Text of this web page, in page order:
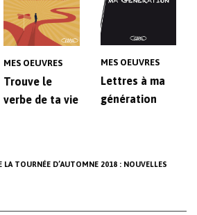
LA TOURNÉE D’AUTOMNE 2018 : NOUVELLES
MES OEUVRES
Trouve le
verbe de ta vie
MES OEUVRES
Lettres à ma
génération